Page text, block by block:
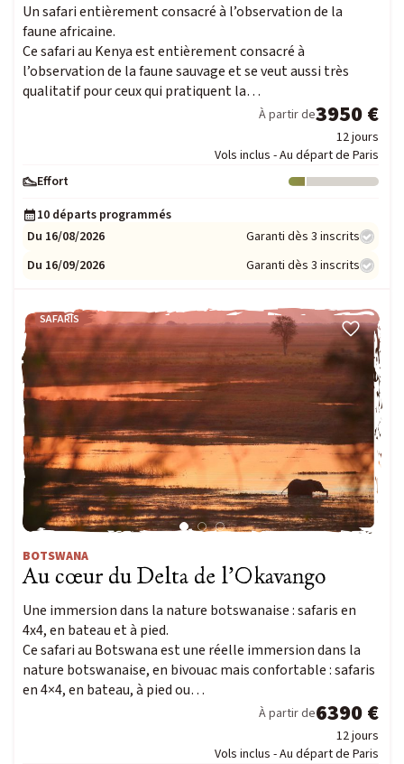
Un safari entièrement consacré à l’observation de la
faune africaine.
Ce safari au Kenya est entièrement consacré à
l’observation de la faune sauvage et se veut aussi très
qualitatif pour ceux qui pratiquent la…
À partir de3950 €
12 jours
Vols inclus - Au départ de Paris
Effort
Niveau : 1
10 départs programmés
Du 16/08/2026
Garanti dès 3 inscrits
Du 16/09/2026
Garanti dès 3 inscrits
SAFARIS
BOTSWANA
Au cœur du Delta de l’Okavango
Une immersion dans la nature botswanaise : safaris en
4x4, en bateau et à pied.
Ce safari au Botswana est une réelle immersion dans la
nature botswanaise, en bivouac mais confortable : safaris
en 4×4, en bateau, à pied ou…
À partir de6390 €
12 jours
Vols inclus - Au départ de Paris